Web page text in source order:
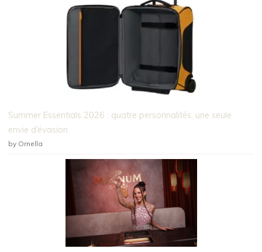
Summer Essentials 2026 : quatre personnalités, une seule
envie d’évasion
by Ornella